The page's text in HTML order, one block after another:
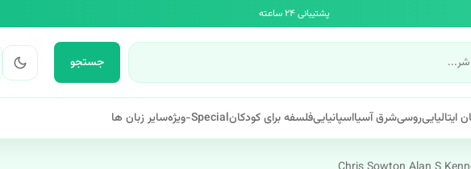
پشتیبانی ۲۴ ساعته
جستجو
ایتالیاییروسیشرق آسیااسپانیاییفلسفه برای کودکانSpecial-ویژه سایر زبان ها